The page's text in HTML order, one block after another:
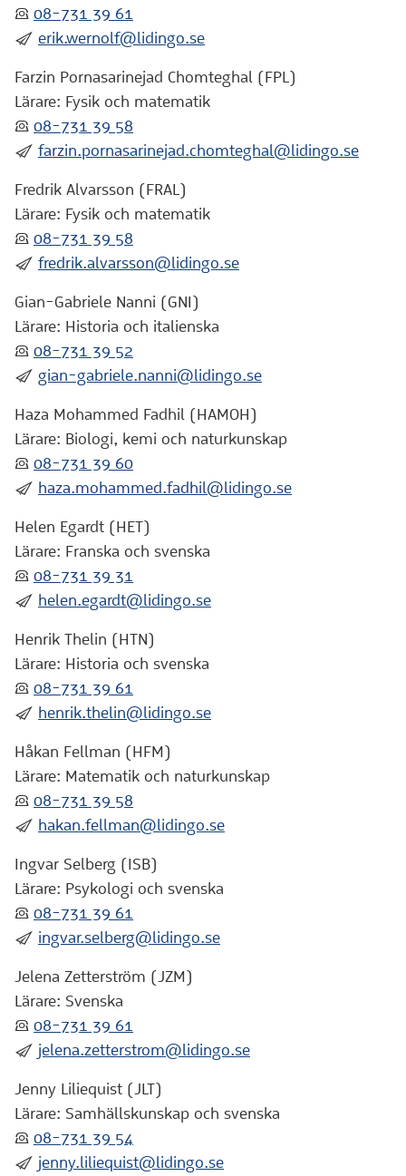
:telefon: 08-731 39 61
:skicka: erik.wernolf@lidingo.se
Farzin Pornasarinejad Chomteghal (FPL)
Lärare: Fysik och matematik
:telefon: 08-731 39 58
:skicka: farzin.pornasarinejad.chomteghal@lidingo.se
Fredrik Alvarsson (FRAL)
Lärare: Fysik och matematik
:telefon: 08-731 39 58
:skicka: fredrik.alvarsson@lidingo.se
Gian-Gabriele Nanni (GNI)
Lärare: Historia och italienska
:telefon: 08-731 39 52
:skicka: gian-gabriele.nanni@lidingo.se
Haza Mohammed Fadhil (HAMOH)
Lärare: Biologi, kemi och naturkunskap
:telefon: 08-731 39 60
:skicka: haza.mohammed.fadhil@lidingo.se
Helen Egardt (HET)
Lärare: Franska och svenska
:telefon: 08-731 39 31
:skicka: helen.egardt@lidingo.se
Henrik Thelin (HTN)
Lärare: Historia och svenska
:telefon: 08-731 39 61
:skicka: henrik.thelin@lidingo.se
Håkan Fellman (HFM)
Lärare: Matematik och naturkunskap
:telefon: 08-731 39 58
:skicka: hakan.fellman@lidingo.se
Ingvar Selberg (ISB)
Lärare: Psykologi och svenska
:telefon: 08-731 39 61
:skicka: ingvar.selberg@lidingo.se
Jelena Zetterström (JZM)
Lärare: Svenska
:telefon: 08-731 39 61
:skicka: jelena.zetterstrom@lidingo.se
Jenny Liliequist (JLT)
Lärare: Samhällskunskap och svenska
:telefon: 08-731 39 54
:skicka: jenny.liliequist@lidingo.se